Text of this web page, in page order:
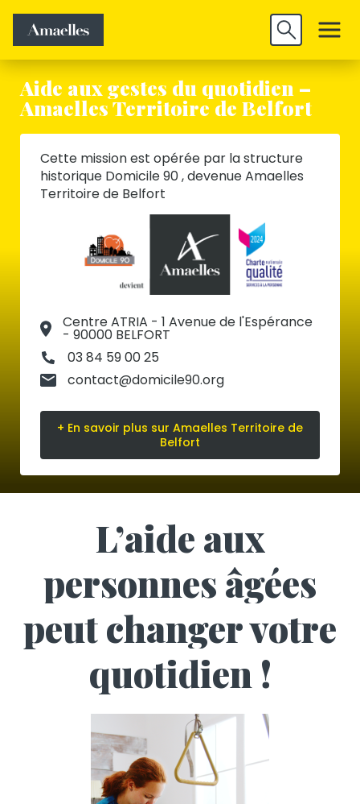
Découvrir
Aide aux gestes du quotidien –
Amaelles Territoire de Belfort
Cette mission est opérée par la structure
historique Domicile 90 , devenue Amaelles
Territoire de Belfort
Centre ATRIA - 1 Avenue de l'Espérance
- 90000 BELFORT
03 84 59 00 25
contact@domicile90.org
+ En savoir plus sur Amaelles Territoire de
Belfort
L’aide aux
personnes âgées
peut changer votre
quotidien !